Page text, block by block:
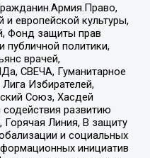
европейской культуры,
Фонд защиты прав
публичной политики,
врачей,
СВЕЧА, Гуманитарное
Избирателей,
Союз, Хасдей
развитию
Линия, В защиту
и социальных
инициатив